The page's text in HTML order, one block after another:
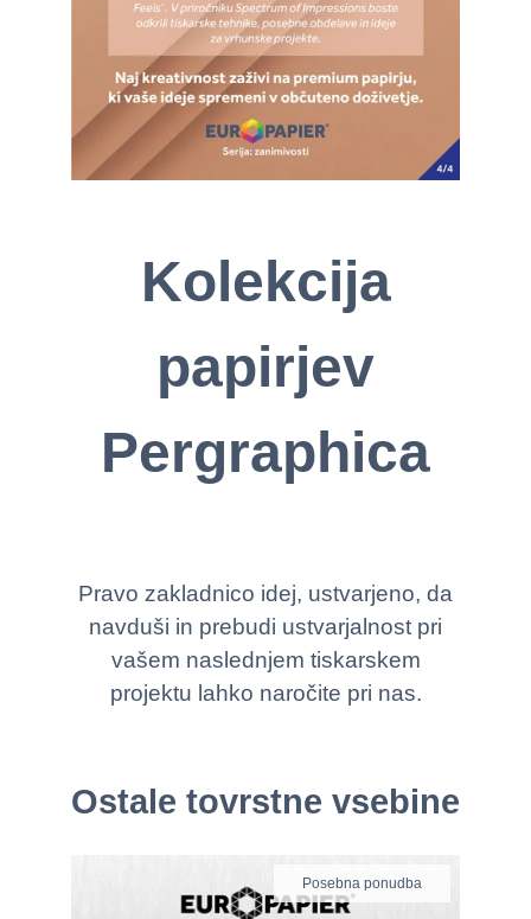
Kolekcija
papirjev
Pergraphica
Pravo zakladnico idej, ustvarjeno, da
navduši in prebudi ustvarjalnost pri
vašem naslednjem tiskarskem
projektu lahko naročite pri nas.
Ostale tovrstne vsebine
Posebna ponudba